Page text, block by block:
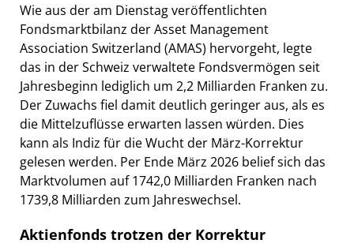
Wie aus der am Dienstag veröffentlichten
Fondsmarktbilanz der Asset Management
Association Switzerland (AMAS) hervorgeht, legte
das in der Schweiz verwaltete Fondsvermögen seit
Jahresbeginn lediglich um 2,2 Milliarden Franken zu.
Der Zuwachs fiel damit deutlich geringer aus, als es
die Mittelzuflüsse erwarten lassen würden. Dies
kann als Indiz für die Wucht der März-Korrektur
gelesen werden. Per Ende März 2026 belief sich das
Marktvolumen auf 1742,0 Milliarden Franken nach
1739,8 Milliarden zum Jahreswechsel.
Aktienfonds trotzen der Korrektur